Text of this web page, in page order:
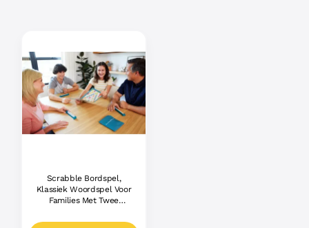
Scrabble Bordspel,
Klassiek Woordspel Voor
Families Met Twee
Voor 2-4 Spelers,